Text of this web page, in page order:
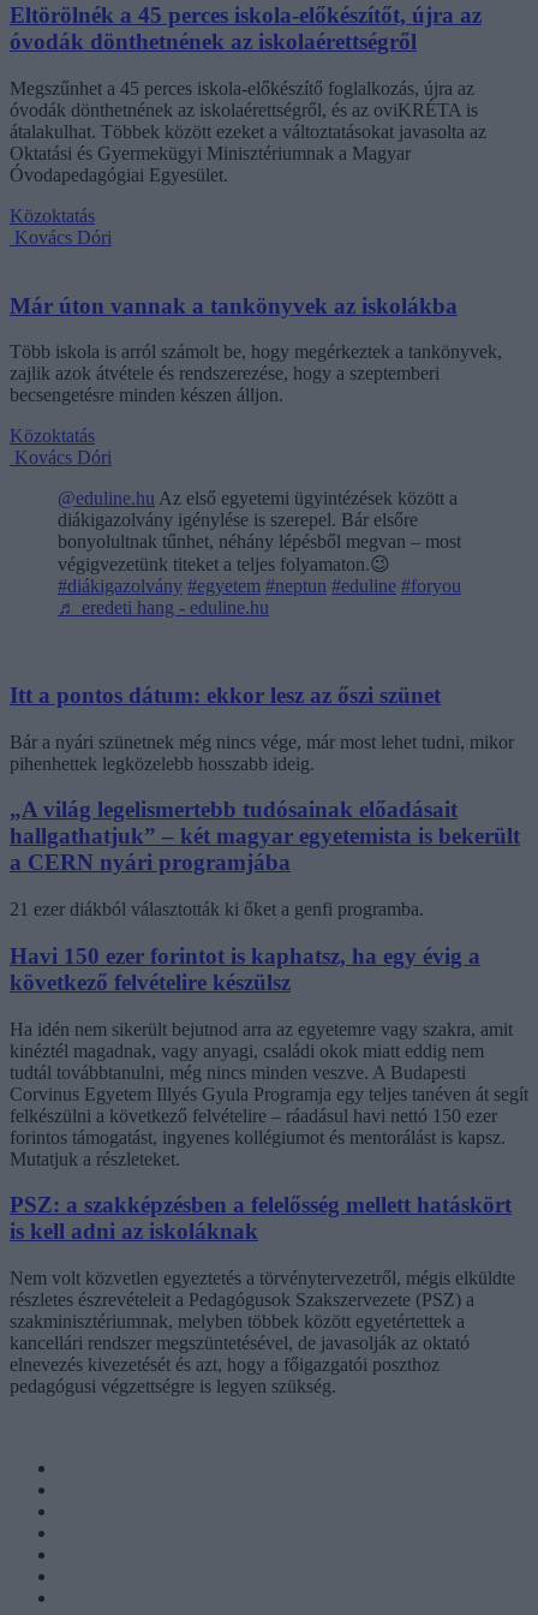
Eltörölnék a 45 perces iskola-előkészítőt, újra az
óvodák dönthetnének az iskolaérettségről
Megszűnhet a 45 perces iskola-előkészítő foglalkozás, újra az
óvodák dönthetnének az iskolaérettségről, és az oviKRÉTA is
átalakulhat. Többek között ezeket a változtatásokat javasolta az
Oktatási és Gyermekügyi Minisztériumnak a Magyar
Óvodapedagógiai Egyesület.
Közoktatás
Kovács Dóri
Már úton vannak a tankönyvek az iskolákba
Több iskola is arról számolt be, hogy megérkeztek a tankönyvek,
zajlik azok átvétele és rendszerezése, hogy a szeptemberi
becsengetésre minden készen álljon.
Közoktatás
Kovács Dóri
@eduline.hu Az első egyetemi ügyintézések között a
diákigazolvány igénylése is szerepel. Bár elsőre
bonyolultnak tűnhet, néhány lépésből megvan – most
végigvezetünk titeket a teljes folyamaton.😉
#diákigazolvány #egyetem #neptun #eduline #foryou
♬ eredeti hang - eduline.hu
Itt a pontos dátum: ekkor lesz az őszi szünet
Bár a nyári szünetnek még nincs vége, már most lehet tudni, mikor
pihenhettek legközelebb hosszabb ideig.
„A világ legelismertebb tudósainak előadásait
hallgathatjuk” – két magyar egyetemista is bekerült
a CERN nyári programjába
21 ezer diákból választották ki őket a genfi programba.
Havi 150 ezer forintot is kaphatsz, ha egy évig a
következő felvételire készülsz
Ha idén nem sikerült bejutnod arra az egyetemre vagy szakra, amit
kinéztél magadnak, vagy anyagi, családi okok miatt eddig nem
tudtál továbbtanulni, még nincs minden veszve. A Budapesti
Corvinus Egyetem Illyés Gyula Programja egy teljes tanéven át segít
felkészülni a következő felvételire – ráadásul havi nettó 150 ezer
forintos támogatást, ingyenes kollégiumot és mentorálást is kapsz.
Mutatjuk a részleteket.
PSZ: a szakképzésben a felelősség mellett hatáskört
is kell adni az iskoláknak
Nem volt közvetlen egyeztetés a törvénytervezetről, mégis elküldte
részletes észrevételeit a Pedagógusok Szakszervezete (PSZ) a
szakminisztériumnak, melyben többek között egyetértettek a
kancellári rendszer megszüntetésével, de javasolják az oktató
elnevezés kivezetését és azt, hogy a főigazgatói poszthoz
pedagógusi végzettségre is legyen szükség.